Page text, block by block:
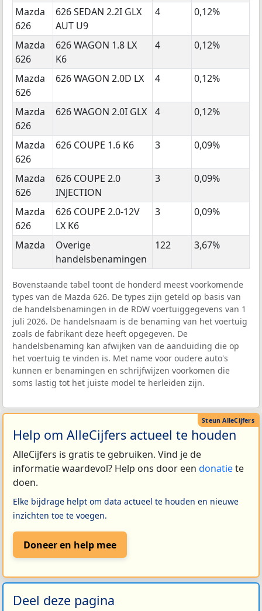
Mazda
626
626 SEDAN 2.2I GLX
AUT U9
4 0,12%
Mazda
626
626 WAGON 1.8 LX
K6
4 0,12%
Mazda
626
626 WAGON 2.0D LX 4 0,12%
Mazda
626
626 WAGON 2.0I GLX 4 0,12%
Mazda
626
626 COUPE 1.6 K6 3 0,09%
Mazda
626
626 COUPE 2.0
INJECTION
3 0,09%
Mazda
626
626 COUPE 2.0-12V
LX K6
3 0,09%
Mazda
Overige
handelsbenamingen
122 3,67%
Bovenstaande tabel toont de honderd meest voorkomende
types van de Mazda 626. De types zijn geteld op basis van
de handelsbenamingen in de RDW voertuiggegevens van 1
juli 2026. De handelsnaam is de benaming van het voertuig
zoals de fabrikant deze heeft opgegeven. De
handelsbenaming kan afwijken van de aanduiding die op
het voertuig te vinden is. Met name voor oudere auto's
kunnen er benamingen en schrijfwijzen voorkomen die
soms lastig tot het juiste model te herleiden zijn.
Help om AlleCijfers actueel te houden
AlleCijfers is gratis te gebruiken. Vind je de
informatie waardevol? Help ons door een donatiete
doen.
Elke bijdrage helpt om data actueel te houden en nieuwe
inzichten toe te voegen.
Doneer en help mee
Deel deze pagina